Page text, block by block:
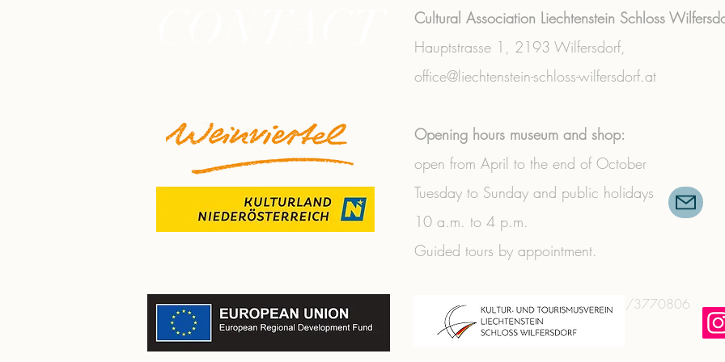
Cultural Association Liechtenstein Schloss
Hauptstrasse 1, 2193 Wilfersdorf,
office@liechtenstein-schloss-wilfersdorf.at
Opening hours museum and shop:
open from April to the end of October
Tuesday to Sunday and public holidays
10 a.m. to 4 p.m.
Guided tours by appointment.
+43 (0) 2573/3356 | +43 (0) 664/3770806